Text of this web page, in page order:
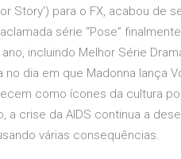
Story') para o FX, acabou de
série “Pose”
incluindo Melhor Série
dia em que Madonna lança
como ícones da cultura
a crise da AIDS continua a
várias consequências.